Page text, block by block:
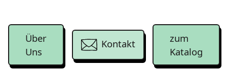
Über
Uns
Kontakt
zum
Katalog